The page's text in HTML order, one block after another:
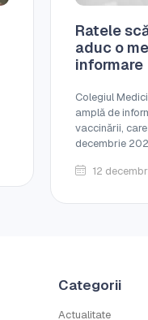
Ratele
aduc o
informare
Colegiul
amplă de
vaccinării,
decembrie
12
Categorii
Actualitate